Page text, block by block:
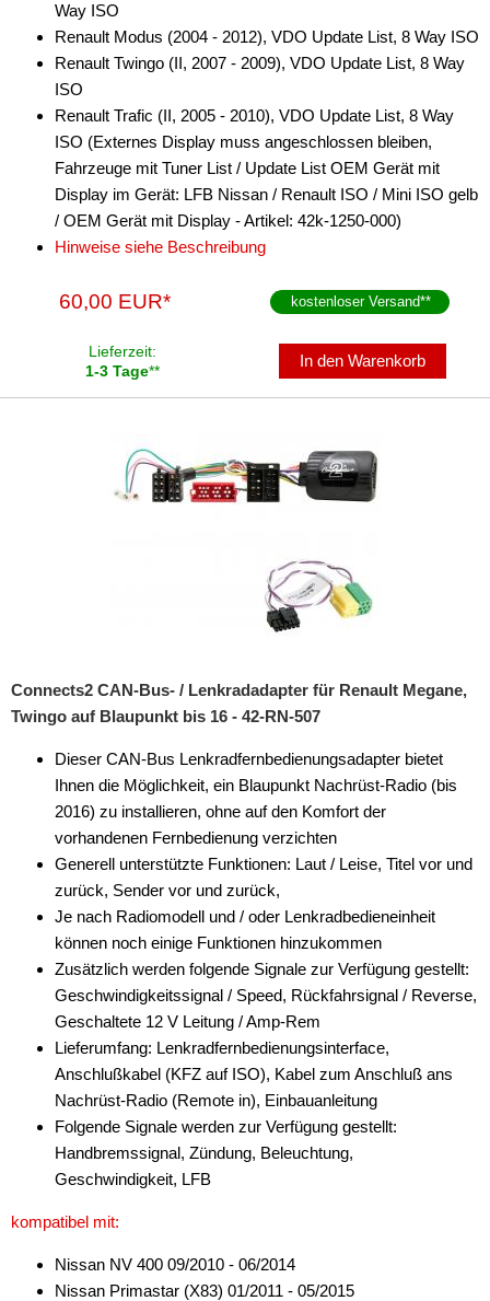
Way ISO
Renault Modus (2004 - 2012), VDO Update List, 8 Way ISO
Renault Twingo (II, 2007 - 2009), VDO Update List, 8 Way
ISO
Renault Trafic (II, 2005 - 2010), VDO Update List, 8 Way
ISO (Externes Display muss angeschlossen bleiben,
Fahrzeuge mit Tuner List / Update List OEM Gerät mit
Display im Gerät: LFB Nissan / Renault ISO / Mini ISO gelb
/ OEM Gerät mit Display - Artikel: 42k-1250-000)
Hinweise siehe Beschreibung
60,00 EUR* kostenloser Versand**
Lieferzeit:
1-3 Tage**
In den Warenkorb
Connects2 CAN-Bus- / Lenkradadapter für Renault Megane,
Twingo auf Blaupunkt bis 16 - 42-RN-507
Dieser CAN-Bus Lenkradfernbedienungsadapter bietet
Ihnen die Möglichkeit, ein Blaupunkt Nachrüst-Radio (bis
2016) zu installieren, ohne auf den Komfort der
vorhandenen Fernbedienung verzichten
Generell unterstützte Funktionen: Laut / Leise, Titel vor und
zurück, Sender vor und zurück,
Je nach Radiomodell und / oder Lenkradbedieneinheit
können noch einige Funktionen hinzukommen
Zusätzlich werden folgende Signale zur Verfügung gestellt:
Geschwindigkeitssignal / Speed, Rückfahrsignal / Reverse,
Geschaltete 12 V Leitung / Amp-Rem
Lieferumfang: Lenkradfernbedienungsinterface,
Anschlußkabel (KFZ auf ISO), Kabel zum Anschluß ans
Nachrüst-Radio (Remote in), Einbauanleitung
Folgende Signale werden zur Verfügung gestellt:
Handbremssignal, Zündung, Beleuchtung,
Geschwindigkeit, LFB
kompatibel mit:
Nissan NV 400 09/2010 - 06/2014
Nissan Primastar (X83) 01/2011 - 05/2015